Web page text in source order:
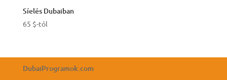
Síelés Dubaiban
65 $-tól
DubaiProgramok.com